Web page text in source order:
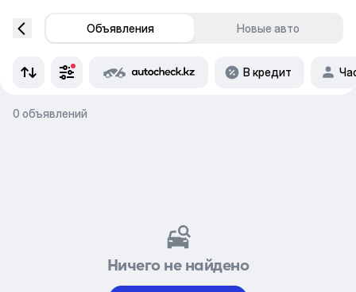
Объявления Новые авто
В кредит
0 объявлений
Ничего не найдено